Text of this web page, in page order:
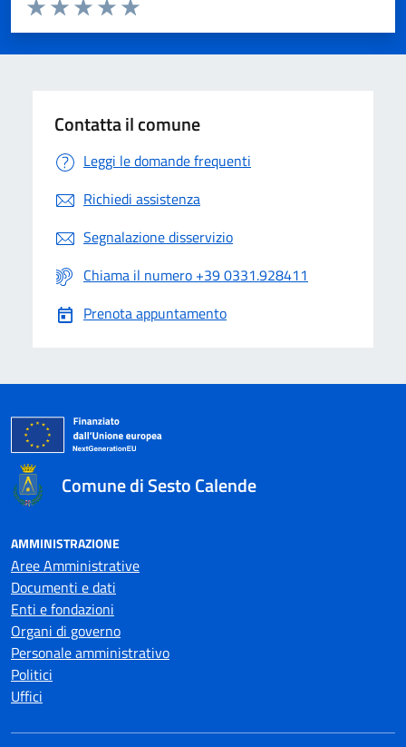
Valuta 5 stelle su 5
Valuta 4 stelle su 5
Valuta 3 stelle su 5
Valuta 2 stelle su 5
Valuta 1 stelle su 5
Contatta il comune
Leggi le domande frequenti
Richiedi assistenza
Segnalazione disservizio
Chiama il numero +39 0331.928411
Prenota appuntamento
Comune di Sesto Calende
AMMINISTRAZIONE
Aree Amministrative
Documenti e dati
Enti e fondazioni
Organi di governo
Personale amministrativo
Politici
Uffici